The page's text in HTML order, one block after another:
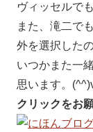
ヴィッセルで
また、滝二で
外を選択した
いつかまた一
思います。
クリックをお